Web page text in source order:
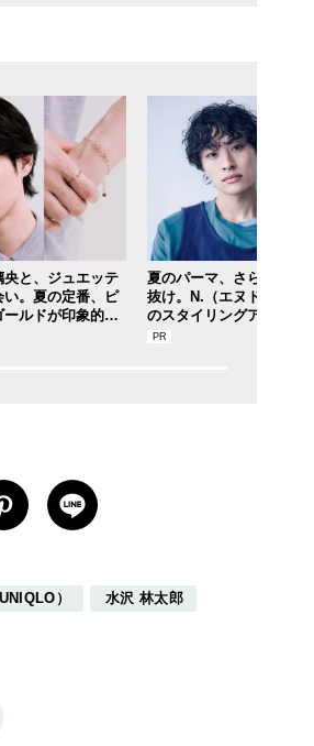
央と、ジュエッテ
い。夏の定番、ピ
ルドが印象的な“
PINK”［meets
夏のパーマ、さらにあか
抜け。N.（エヌドット）
のスタイリングアイテム
で作る旬ヘアのテクニッ
） 水沢 林太郎